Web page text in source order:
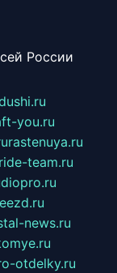
России
you.ru
rastenuya.ru
team.ru
news.ru
otdelky.ru